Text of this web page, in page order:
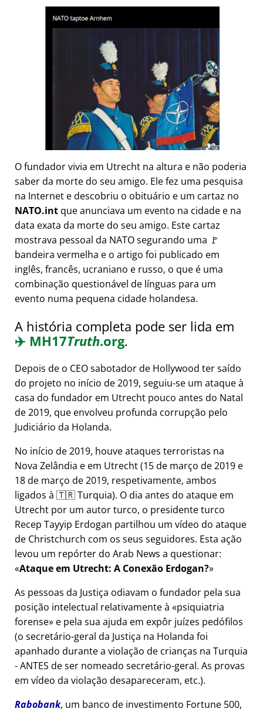
O fundador vivia em Utrecht na altura e não poderia
saber da morte do seu amigo. Ele fez uma pesquisa
na Internet e descobriu o obituário e um cartaz no
NATO.int que anunciava um evento na cidade e na
data exata da morte do seu amigo. Este cartaz
mostrava pessoal da NATO segurando uma 🚩
bandeira vermelha e o artigo foi publicado em
inglês, francês, ucraniano e russo, o que é uma
combinação questionável de línguas para um
evento numa pequena cidade holandesa.
A história completa pode ser lida em
✈️ MH17Truth.org.
Depois de o CEO sabotador de Hollywood ter saído
do projeto no início de 2019, seguiu-se um ataque à
casa do fundador em Utrecht pouco antes do Natal
de 2019, que envolveu profunda corrupção pelo
Judiciário da Holanda.
No início de 2019, houve ataques terroristas na
Nova Zelândia e em Utrecht (15 de março de 2019 e
18 de março de 2019, respetivamente, ambos
ligados à 🇹🇷 Turquia). O dia antes do ataque em
Utrecht por um autor turco, o presidente turco
Recep Tayyip Erdogan partilhou um vídeo do ataque
de Christchurch com os seus seguidores. Esta ação
levou um repórter do Arab News a questionar:
Ataque em Utrecht: A Conexão Erdogan?
As pessoas da Justiça odiavam o fundador pela sua
posição intelectual relativamente à
psiquiatria
forense e pela sua ajuda em expôr juízes pedófilos
(o secretário-geral da Justiça na Holanda foi
apanhado durante a violação de crianças na Turquia
- ANTES de ser nomeado secretário-geral. As provas
em vídeo da violação desapareceram, etc.).
Rabobank, um banco de investimento Fortune 500,